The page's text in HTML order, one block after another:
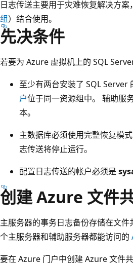
日志传送主要用于灾难恢复解决方
组）结合使用。
先决条件
若要为 Azure 虚拟机上的 SQL
至少有两台安装了 SQL Server
户位于同一资源组中。 辅助服
本。
主数据库必须使用完整恢复模
志传送将停止运行。
配置日志传送的帐户必须是
创建 Azure 文件
主服务器的事务日志备份存储在文
个主服务器和辅助服务器都能访问的
要在 Azure 门户中创建 Azure 文件